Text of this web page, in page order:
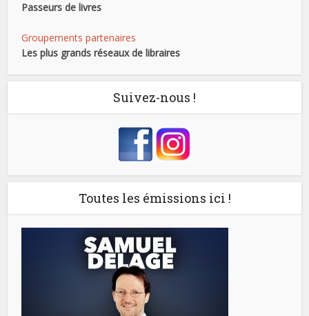
Passeurs de livres
Groupements partenaires
Les plus grands réseaux de libraires
Suivez-nous !
Toutes les émissions ici !